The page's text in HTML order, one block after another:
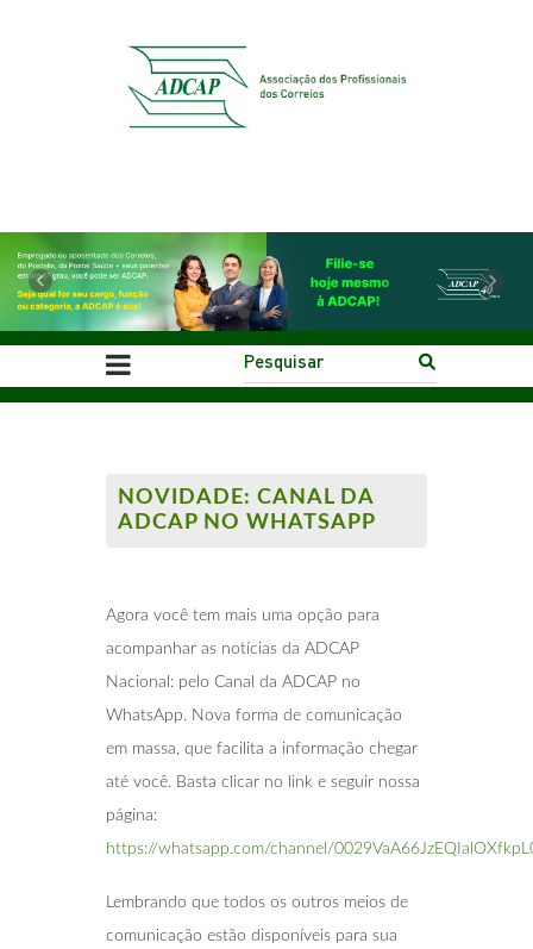
Previous Next
NOVIDADE: CANAL DA
ADCAP NO WHATSAPP
Agora você tem mais uma opção para
acompanhar as notícias da ADCAP
Nacional: pelo Canal da ADCAP no
WhatsApp. Nova forma de comunicação
em massa, que facilita a informação chegar
até você. Basta clicar no link e seguir nossa
página:
https://whatsapp.com/channel/
Lembrando que todos os outros meios de
comunicação estão disponíveis para sua